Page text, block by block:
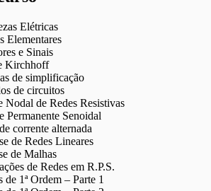
Elétricas
Elementares
e Sinais
Kirchhoff
de simplificação
de circuitos
Nodal de Redes Resistivas
Permanente Senoidal
corrente alternada
de Redes Lineares
de Malhas
de Redes em R.P.S.
1ª Ordem – Parte 1